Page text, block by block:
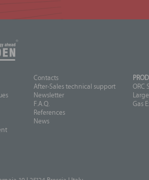
Contacts
After-Sales technical support
Newsletter
F.A.Q.
References
News
ORC
Gas